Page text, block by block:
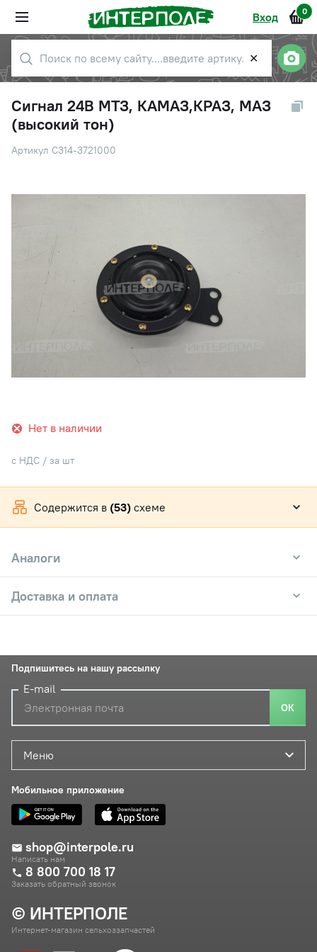
Вход 0
✕
Сигнал 24В МТЗ, КАМАЗ,КРАЗ, МАЗ
(высокий тон)
Артикул С314-3721000
Нет в наличии
с НДС / за шт
Содержится в (53) схеме
Аналоги
Доставка и оплата
© ИНТЕРПОЛЕ
Интернет-магазин сельхоззапчастей
Меню
Мобильное приложение
shop@interpole.ru
Написать нам
8 800 700 18 17
Заказать обратный звонок
Подпишитесь на нашу рассылку
E-mail
ОК